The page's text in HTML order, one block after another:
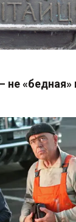
не «бедная»